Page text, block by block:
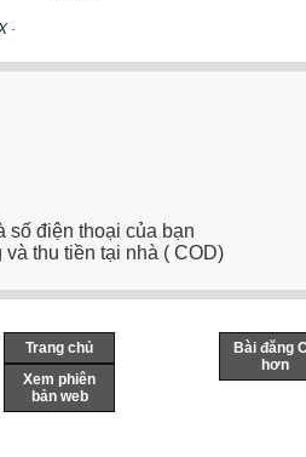
-
số điện thoại của bạn
thu tiền tại nhà ( COD)
Bài đăng
hơn
Trang chủ
Xem phiên
bản web